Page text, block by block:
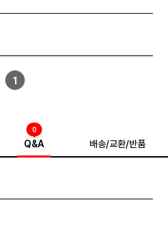
1
Q&A
0
배송/교환/반품